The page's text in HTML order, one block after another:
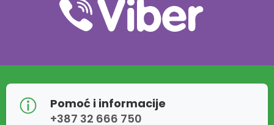
Pomoć i informacije
+387 32 666 750